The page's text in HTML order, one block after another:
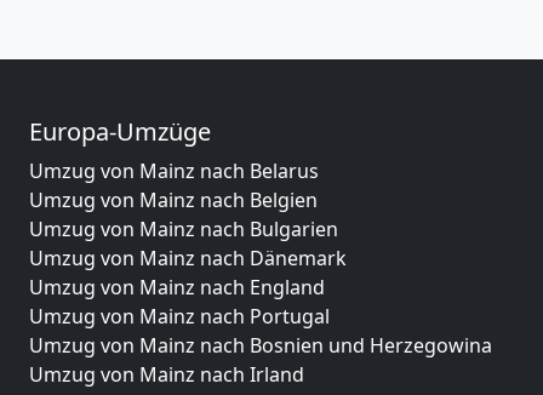
Europa-Umzüge
Umzug von Mainz nach Belarus
Umzug von Mainz nach Belgien
Umzug von Mainz nach Bulgarien
Umzug von Mainz nach Dänemark
Umzug von Mainz nach England
Umzug von Mainz nach Portugal
Umzug von Mainz nach Bosnien und Herzegowina
Umzug von Mainz nach Irland